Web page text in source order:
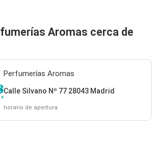
Aromas cerca de
Perfumerías Aromas
Calle Silvano Nº 77 28043 Madrid
horario de apertura